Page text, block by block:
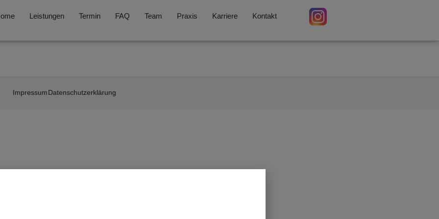
Leistungen Termin FAQ Team Praxis Karriere Kontakt
ImpressumDatenschutzerklärung